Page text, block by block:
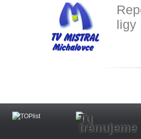
ligy
Tu
trénujeme